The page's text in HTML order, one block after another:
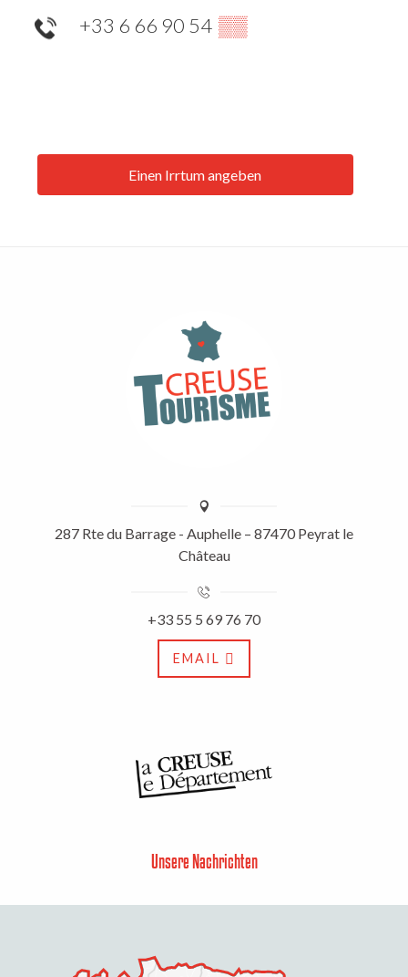
+33 6 66 90 54 ▒▒
Einen Irrtum angeben
287 Rte du Barrage - Auphelle – 87470 Peyrat le
Château
+33 55 5 69 76 70
EMAIL
Unsere Nachrichten